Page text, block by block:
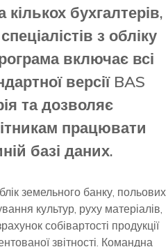
бухгалтерів,
з обліку
включає всі
версії BAS
та дозволяє
працювати
базі даних.
земельного банку, польових
культур, руху матеріалів,
собівартості продукції
звітності. Командна